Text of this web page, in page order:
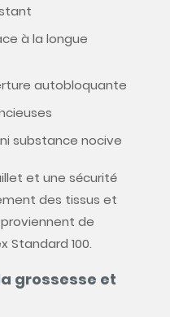
à la longue
autobloquante
substance nocive
et une sécurité
des tissus et
de
Standard 100.
grossesse et